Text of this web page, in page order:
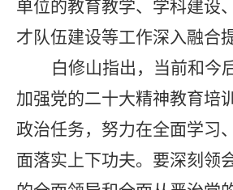
单位的教育教学、学科建设
才队伍建设等工作深入融合
白修山指出， 当前和今
加强党的二十大精神教育培
政治任务，努力在全面学习
面落实上下功夫。要深刻领